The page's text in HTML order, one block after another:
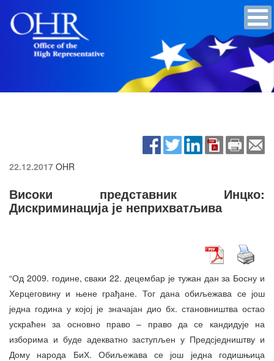
22.12.2017 OHR
Високи представник Инцко:
Дискриминација је неприхватљива
“Од 2009. године, сваки 22. децембар је тужан дан за Босну и
Херцеговину и њене грађане. Тог дана обиљежава се још
једна година у којој је значајан дио бх. становништва остао
ускраћен за основно право – право да се кандидује на
изборима и буде адекватно заступљен у Предсједништву и
Дому народа БиХ. Обиљежава се још једна годишњица